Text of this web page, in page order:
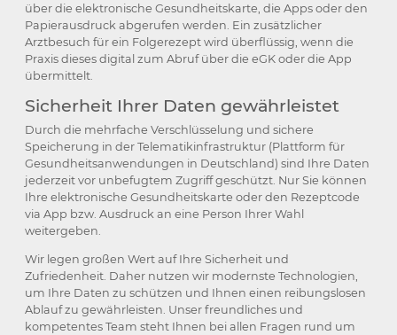
über die elektronische Gesundheitskarte, die Apps oder den
Papierausdruck abgerufen werden. Ein zusätzlicher
Arztbesuch für ein Folgerezept wird überflüssig, wenn die
Praxis dieses digital zum Abruf über die eGK oder die App
übermittelt.
Sicherheit Ihrer Daten gewährleistet
Durch die mehrfache Verschlüsselung und sichere
Speicherung in der Telematikinfrastruktur (Plattform für
Gesundheitsanwendungen in Deutschland) sind Ihre Daten
jederzeit vor unbefugtem Zugriff geschützt. Nur Sie können
Ihre elektronische Gesundheitskarte oder den Rezeptcode
via App bzw. Ausdruck an eine Person Ihrer Wahl
weitergeben.
Wir legen großen Wert auf Ihre Sicherheit und
Zufriedenheit. Daher nutzen wir modernste Technologien,
um Ihre Daten zu schützen und Ihnen einen reibungslosen
Ablauf zu gewährleisten. Unser freundliches und
kompetentes Team steht Ihnen bei allen Fragen rund um